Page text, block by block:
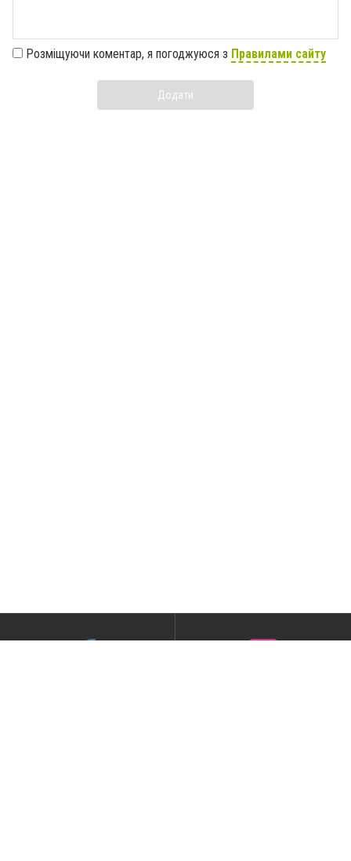
Розміщуючи коментар, я погоджуюся з Правилами сайту
Додати